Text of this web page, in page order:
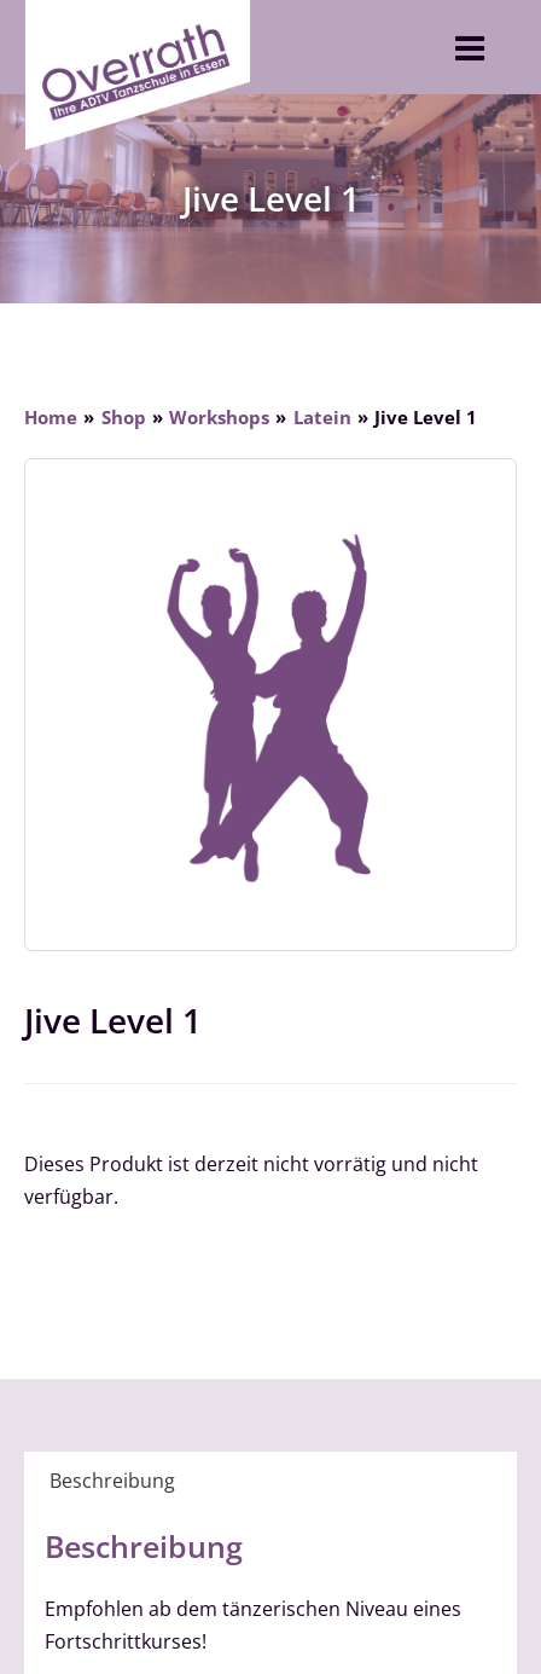
content
Jive Level 1
Home Shop Workshops Latein Jive Level 1
Jive Level 1
Dieses Produkt ist derzeit nicht vorrätig und nicht
verfügbar.
Beschreibung
Beschreibung
Empfohlen ab dem tänzerischen Niveau eines
Fortschrittkurses!